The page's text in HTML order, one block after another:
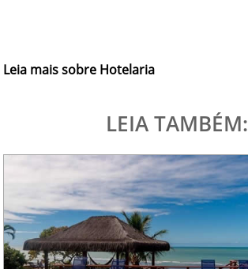
Leia mais sobre Hotelaria
LEIA TAMBÉM: